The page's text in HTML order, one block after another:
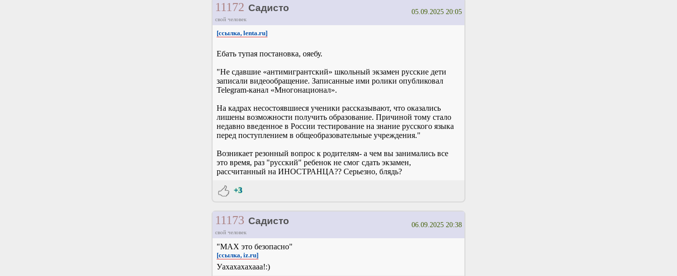
11172 Садисто
свой человек
05.09.2025 20:05
[ссылка, lenta.ru]
Ебать тупая постановка, ояебу.
"Не сдавшие «антимигрантский» школьный экзамен русские дети
записали видеообращение. Записанные ими ролики опубликовал
Telegram-канал «Многонационал».
На кадрах несостоявшиеся ученики рассказывают, что оказались
лишены возможности получить образование. Причиной тому стало
недавно введенное в России тестирование на знание русского языка
перед поступлением в общеобразовательные учреждения."
Возникает резонный вопрос к родителям- а чем вы занимались все
это время, раз "русский" ребенок не смог сдать экзамен,
рассчитанный на ИНОСТРАНЦА?? Серьезно, блядь?
+3
11173 Садисто
свой человек
06.09.2025 20:38
"МАХ это безопасно"
[ссылка, iz.ru]
Уахахахахааа!:)